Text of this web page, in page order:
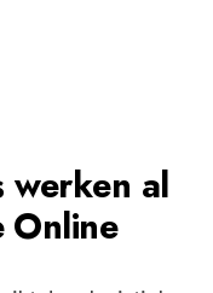
werken al
Online